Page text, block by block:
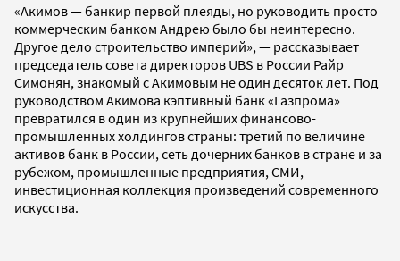
«Акимов — банкир первой плеяды, но руководить просто
коммерческим банком Андрею было бы неинтересно.
Другое дело строительство империй», — рассказывает
председатель совета директоров UBS в России Райр
Симонян, знакомый с Акимовым не один десяток лет. Под
руководством Акимова кэптивный банк «Газпрома»
превратился в один из крупнейших финансово-
промышленных холдингов страны: третий по величине
активов банк в России, сеть дочерних банков в стране и за
рубежом, промышленные предприятия, СМИ,
инвестиционная коллекция произведений современного
искусства.